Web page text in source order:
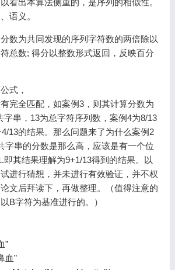
看出本算法侧重的，是序列的相似性。
语义。
数为共同发现的序列字符数的两倍除以
总数; 得分以整数形式返回，反映百分
式，
完全匹配，如案例3，则其计算分数为
字串，13为总字符序列数，案例4为8/13
13的结果。那么问题来了为什么案例2
字串的分数是那么高，应该是有一个位
即其结果理解为9+1/13得到的结果。以
试进行猜想，并未进行有效验证，并不权
文后拜读下，再做整理。（值得注意的
B字符为基准进行的。）
”
血”